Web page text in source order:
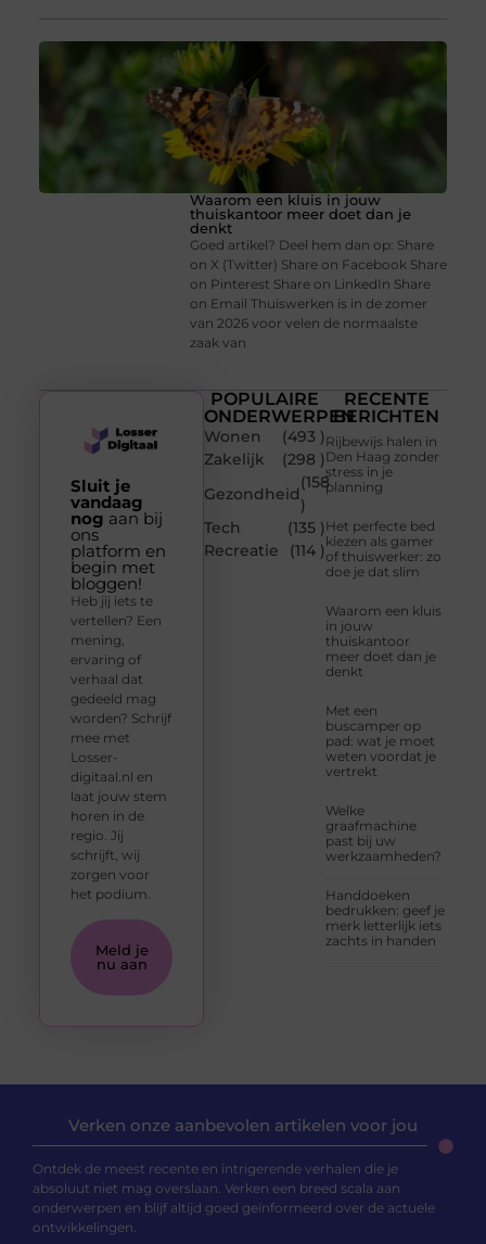
Waarom een kluis in jouw
thuiskantoor meer doet dan je
denkt
Goed artikel? Deel hem dan op: Share
on X (Twitter) Share on Facebook Share
on Pinterest Share on LinkedIn Share
on Email Thuiswerken is in de zomer
van 2026 voor velen de normaalste
zaak van
POPULAIRE
ONDERWERPEN
Wonen
(493 )
Zakelijk
(298 )
Gezondheid
(158
)
Tech
(135 )
Recreatie
(114 )
RECENTE
BERICHTEN
Rijbewijs halen in
Den Haag zonder
stress in je
planning
Het perfecte bed
kiezen als gamer
of thuiswerker: zo
doe je dat slim
Waarom een kluis
in jouw
thuiskantoor
meer doet dan je
denkt
Met een
buscamper op
pad: wat je moet
weten voordat je
vertrekt
Welke
graafmachine
past bij uw
werkzaamheden?
Handdoeken
bedrukken: geef je
merk letterlijk iets
zachts in handen
Sluit je
vandaag
nog aan bij
ons
platform en
begin met
bloggen!
Heb jij iets te
vertellen? Een
mening,
ervaring of
verhaal dat
gedeeld mag
worden? Schrijf
mee met
Losser-
digitaal.nl en
laat jouw stem
horen in de
regio. Jij
schrijft, wij
zorgen voor
het podium.
Meld je
nu aan
Verken onze aanbevolen artikelen voor jou
Ontdek de meest recente en intrigerende verhalen die je
absoluut niet mag overslaan. Verken een breed scala aan
onderwerpen en blijf altijd goed geïnformeerd over de actuele
ontwikkelingen.